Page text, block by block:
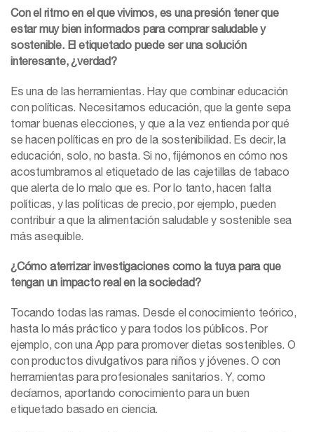
Con el ritmo en el que vivimos, es una presión tener que
estar muy bien informados para comprar saludable y
sostenible. El etiquetado puede ser una solución
interesante, ¿verdad?
Es una de las herramientas. Hay que combinar educación
con políticas. Necesitamos educación, que la gente sepa
tomar buenas elecciones, y que a la vez entienda por qué
se hacen políticas en pro de la sostenibilidad. Es decir, la
educación, solo, no basta. Si no, fijémonos en cómo nos
acostumbramos al etiquetado de las cajetillas de tabaco
que alerta de lo malo que es. Por lo tanto, hacen falta
políticas, y las políticas de precio, por ejemplo, pueden
contribuir a que la alimentación saludable y sostenible sea
más asequible.
¿Cómo aterrizar investigaciones como la tuya para que
tengan un impacto real en la sociedad?
Tocando todas las ramas. Desde el conocimiento teórico,
hasta lo más práctico y para todos los públicos. Por
ejemplo, con una App para promover dietas sostenibles. O
con productos divulgativos para niños y jóvenes. O con
herramientas para profesionales sanitarios. Y, como
decíamos, aportando conocimiento para un buen
etiquetado basado en ciencia.